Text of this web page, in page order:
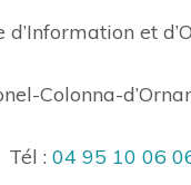
d’Information et
Colonna-
Tél :04 95 10 06